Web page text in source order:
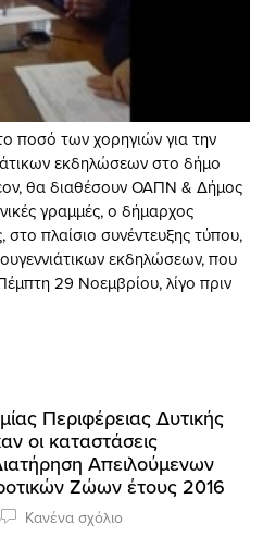
ποσό των χορηγιών για την
εκδηλώσεων στο δήμο
θα διαθέσουν ΟΑΠΝ & Δήμος
γραμμές, ο δήμαρχος
στο πλαίσιο συνέντευξης τύπου,
εκδηλώσεων, που
29 Νοεμβρίου, λίγο πριν
Περιφέρειας Δυτικής
οι καταστάσεις
Απειλούμενων
Ζώων έτους 2016
Κανένα σχόλιο